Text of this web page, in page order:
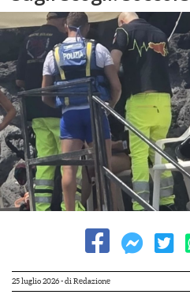
25 luglio 2026- di Redazione